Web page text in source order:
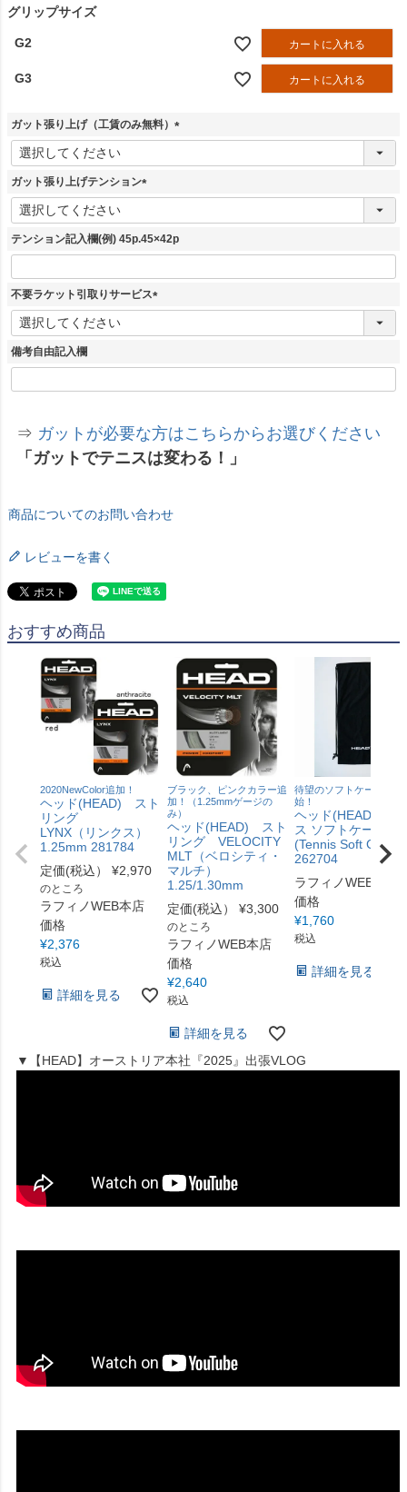
グリップサイズ
G2 カートに入れる
G3 カートに入れる
ガット張り上げ（工賃のみ無料）
(
ガット張り上げテンション
(
須
テンション記入欄(例) 45p.45×42p
不要ラケット引取りサービス
(
備考自由記入欄
⇒ ガットが必要な方はこちらからお選びください
「ガットでテニスは変わる！」
商品についてのお問い合わせ
レビューを書く
おすすめ商品
2020NewColor追加！
ヘッド(HEAD) スト
リング
LYNX（リンクス）
1.25mm 281784
定価(税込）
¥2,970
のところ
ラフィノWEB本店
価格
¥2,376
税込
詳細を見る
ブラック、ピンクカラー追
加！（1.25mmゲージの
み）
ヘッド(HEAD) スト
リング VELOCITY
MLT（ベロシティ・
マルチ）
1.25/1.30mm
定価(税込）
¥3,300
のところ
ラフィノWEB本店
価格
¥2,640
税込
詳細を見る
待望のソフトケース発売
始！
ヘッド(HEAD) テニ
ス ソフトケース
(Tennis Soft Case)
262704
ラフィノWEB本店
価格
¥1,760
税込
詳細を見る
▼【HEAD】オーストリア本社『2025』出張VLOG